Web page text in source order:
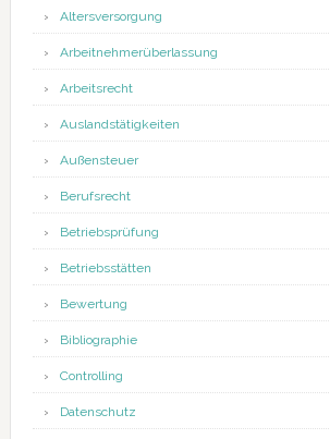
Altersversorgung
Arbeitnehmerüberlassung
Arbeitsrecht
Auslandstätigkeiten
Außensteuer
Berufsrecht
Betriebsprüfung
Betriebsstätten
Bewertung
Bibliographie
Controlling
Datenschutz